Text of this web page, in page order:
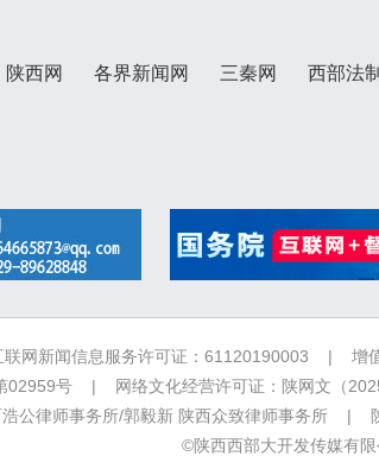
陕西网 各界新闻网 三秦网 西部法
联网新闻信息服务许可证：61120190003 | 增
第02959号 | 网络文化经营许可证：陕网文（
浩公律师事务所/郭毅新 陕西众致律师事务所
©陕西西部大开发传媒有